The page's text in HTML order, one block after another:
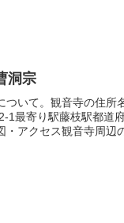
洞宗
ついて。観音寺の住所
1最寄り駅藤枝駅都道
アクセス観音寺周辺